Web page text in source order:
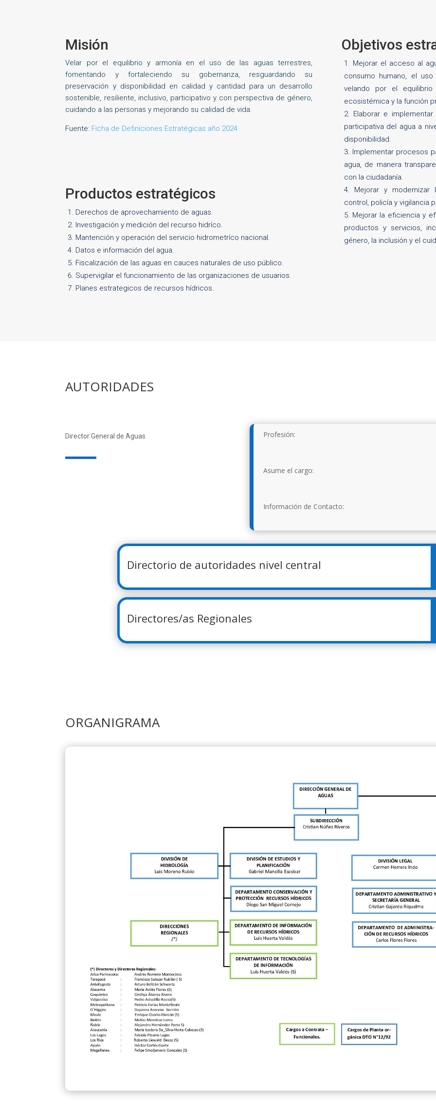
Misión
Velar por el equilibrio y armonía en el uso de las aguas terrestres,
fomentando y fortaleciendo su gobernanza, resguardando su
preservación y disponibilidad en calidad y cantidad para un desarrollo
sostenible, resiliente, inclusivo, participativo y con perspectiva de género,
cuidando a las personas y mejorando su calidad de vida.
Fuente: Ficha de Definiciones Estratégicas año 2024
Productos estratégicos
Derechos de aprovechamiento de aguas.
Investigación y medición del recurso hidríco.
Mantención y operación del servicio hidrometríco nacional.
Datos e información del agua.
Fiscalización de las aguas en cauces naturales de uso público.
Supervigilar el funcionamiento de las organizaciones de usuarios.
Planes estrategicos de recursos hídricos.
Objetivos
Mejorar el acceso al
consumo humano, el
velando por el
ecosistémica y la función
Elaborar e
participativa del agua a
disponibilidad.
Implementar procesos
agua, de manera
con la ciudadanía.
Mejorar y modernizar
control, policía y vigilancia
Mejorar la eficiencia y
productos y servicios,
género, la inclusión y el
AUTORIDADES
Director General de Aguas Profesión:
Asume el cargo:
Información de Contacto:
Directorio de autoridades nivel central
Directores/as Regionales
ORGANIGRAMA